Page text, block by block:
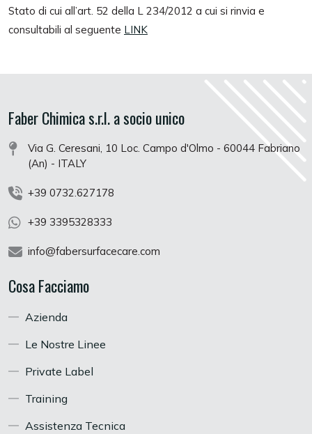
Stato di cui all’art. 52 della L 234/2012 a cui si rinvia e
consultabili al seguente LINK
Faber Chimica s.r.l. a socio unico
Via G. Ceresani, 10 Loc. Campo d'Olmo - 60044 Fabriano
(An) - ITALY
+39 0732.627178
+39 3395328333
info@fabersurfacecare.com
Cosa Facciamo
Azienda
Le Nostre Linee
Private Label
Training
Assistenza Tecnica